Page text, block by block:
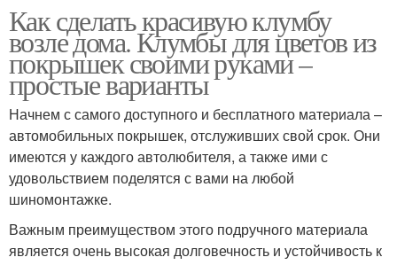
Как сделать красивую клумбу
возле дома. Клумбы для цветов из
покрышек своими руками –
простые варианты
Начнем с самого доступного и бесплатного материала –
автомобильных покрышек, отслуживших свой срок. Они
имеются у каждого автолюбителя, а также ими с
удовольствием поделятся с вами на любой
шиномонтажке.
Важным преимуществом этого подручного материала
является очень высокая долговечность и устойчивость к